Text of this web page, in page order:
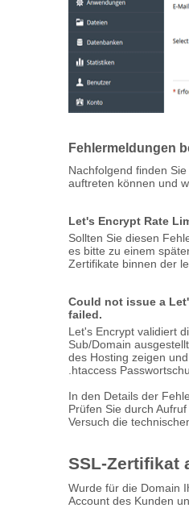
Fehlermeldungen
Nachfolgend finden
auftreten können und
Let's Encrypt Rate
Sollten Sie diesen
es bitte zu einem
Zertifikate binnen der
Could not issue a
failed.
Let's Encrypt validiert
Sub/Domain
des Hosting zeigen
.htaccess
In den Details der
Prüfen Sie durch
Versuch die
SSL-Zertifikat
Wurde für die Domain
Account des Kunden